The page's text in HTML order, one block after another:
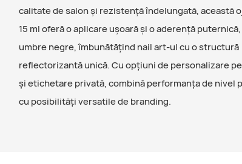
calitate de salon și rezistență îndelungată, această
15 ml oferă o aplicare ușoară și o aderență
umbre negre, îmbunătățind nail art-ul cu o structură
reflectorizantă unică. Cu opțiuni de personalizare
și etichetare privată, combină performanța de nivel
cu posibilități versatile de branding.